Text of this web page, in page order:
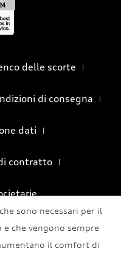
delle scorte
di consegna
dati
contratto
sono necessari per il
che vengono sempre
il comfort di